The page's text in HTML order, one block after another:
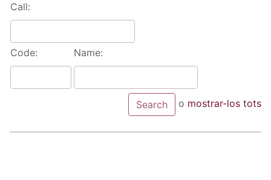
Call:
Code: Name:
o mostrar-los tots